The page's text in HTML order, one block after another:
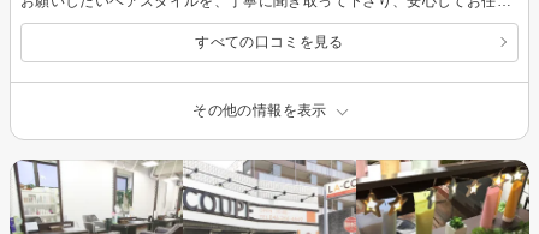
すべての口コミを見る
その他の情報を表示